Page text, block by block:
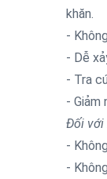
khăn.
-
- Dễ
- Tra
- Giảm
Đối với
-
-